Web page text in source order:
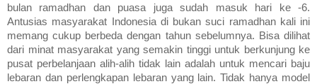
bulan ramadhan dan puasa juga sudah masuk hari ke -6.
Antusias masyarakat Indonesia di bukan suci ramadhan kali ini
memang cukup berbeda dengan tahun sebelumnya. Bisa dilihat
dari minat masyarakat yang semakin tinggi untuk berkunjung ke
pusat perbelanjaan alih-alih tidak lain adalah untuk mencari baju
lebaran dan perlengkapan lebaran yang lain. Tidak hanya model